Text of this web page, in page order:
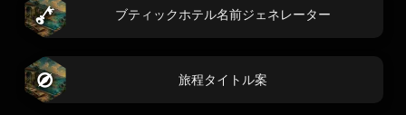
ブティックホテル名前ジェネレーター
旅程タイトル案